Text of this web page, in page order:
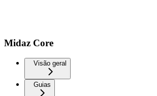
Midaz Core
Visão geral
Guias